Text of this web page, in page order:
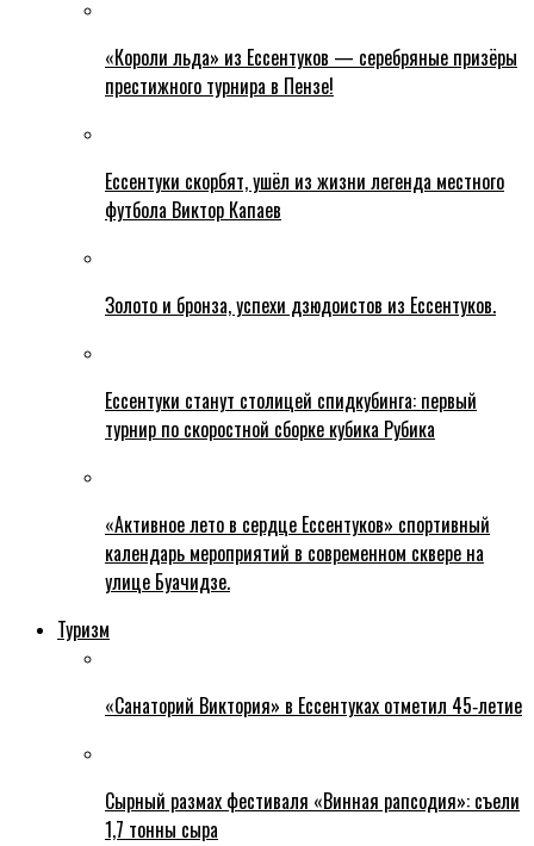
«Короли льда» из Ессентуков — серебряные призёры
престижного турнира в Пензе!
Ессентуки скорбят, ушёл из жизни легенда местного
футбола Виктор Капаев
Золото и бронза, успехи дзюдоистов из Ессентуков.
Ессентуки станут столицей спидкубинга: первый
турнир по скоростной сборке кубика Рубика
«Активное лето в сердце Ессентуков» спортивный
календарь мероприятий в современном сквере на
улице Буачидзе.
Туризм
«Санаторий Виктория» в Ессентуках отметил 45‑летие
Сырный размах фестиваля «Винная рапсодия»: съели
1,7 тонны сыра